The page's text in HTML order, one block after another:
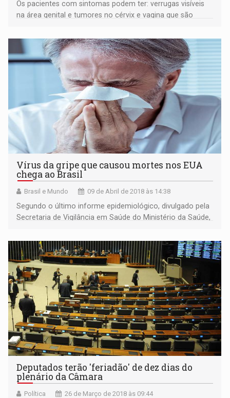
Os pacientes com sintomas podem ter: verrugas visíveis
na área genital e tumores no cérvix e vagina que são
com o vírus HIV não apresentam sintomas dessa DST por
10 anos ou mais.
Vírus da gripe que causou mortes nos EUA
chega ao Brasil
Brasil e Mundo 09 de Abril de 2018 às 14:38
Segundo o último informe epidemiológico, divulgado pela
Secretaria de Vigilância em Saúde do Ministério da Saúde,
de Síndrome Respiratória Aguda Grave.
Deputados terão 'feriadão' de dez dias do
plenário da Câmara
Política 26 de Março de 2018 às 09:44